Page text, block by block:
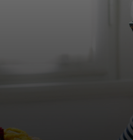
Новости и тренды